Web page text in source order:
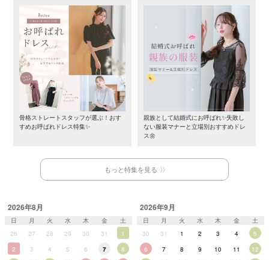
骨格ストレートスタッフが選ぶ！おす
すめお呼ばれドレス特集✨
親族として結婚式にお呼ばれ✨失敗し
ない服装マナーと立場別おすすめドレ
ス🌼
もっと特集を見る
2026年8月
日 月 火 水 木 金
土
26
27 28 29 30 31
1
2
3 4 5 6 7
8
2026年9月
日 月 火 水 木 金
土
30
31 1 2 3 4
5
6
7 8 9 10 11
12